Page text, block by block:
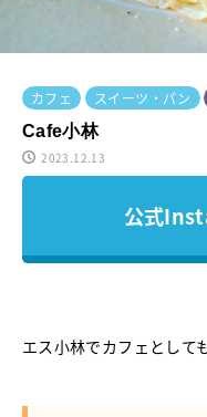
カフェ スイーツ・パン
Cafe小林
2023.12.13
公式
エス小林でカフェとして